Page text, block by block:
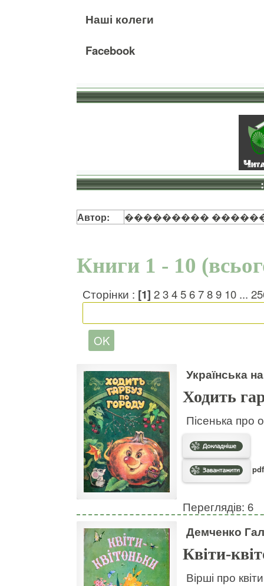
Наші колеги
Facebook
Автор: ���������
Книги 1 - 10
Сторінки : [1] 23456789 10 ...
Українська
Ходить
Пісенька про
Переглядів: 6
Демченко
Квіти-
Вірші про